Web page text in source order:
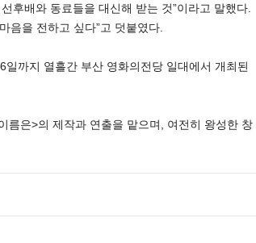
후배와 동료들을 대신해 받는 것”이라고 말했다.
음을 전하고 싶다”고 덧붙였다.
까지 열흘간 부산 영화의전당 일대에서 개최된
름은>의 제작과 연출을 맡으며, 여전히 왕성한 창